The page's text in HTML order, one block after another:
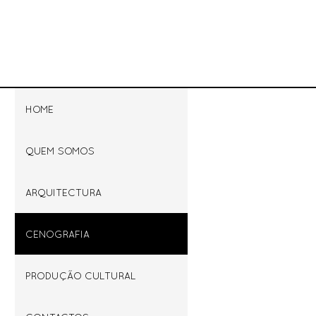
HOME
QUEM SOMOS
ARQUITECTURA
CENOGRAFIA
PRODUÇÃO CULTURAL